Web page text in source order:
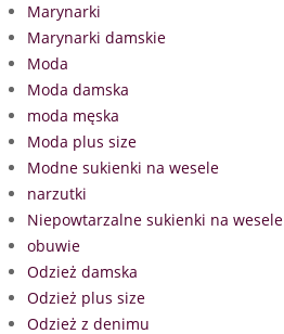
Marynarki
Marynarki damskie
Moda
Moda damska
moda męska
Moda plus size
Modne sukienki na wesele
narzutki
Niepowtarzalne sukienki na wesele
obuwie
Odzież damska
Odzież plus size
Odzież z denimu